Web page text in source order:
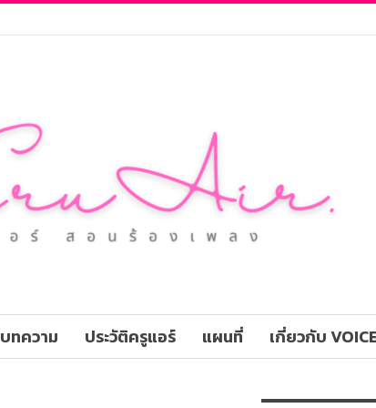
บทความ ประวัติครูแอร์ แผนที่ เกี่ยวกับ